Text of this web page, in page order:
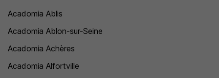
Acadomia Ablis
Acadomia Ablon-sur-Seine
Acadomia Achères
Acadomia Alfortville